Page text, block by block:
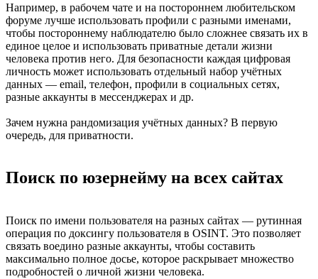
Например, в рабочем чате и на постороннем любительском
форуме лучше использовать профили с разными именами,
чтобы постороннему наблюдателю было сложнее связать их в
единое целое и использовать приватные детали жизни
человека против него. Для безопасности каждая цифровая
личность может использовать отдельный набор учётных
данных — email, телефон, профили в социальных сетях,
разные аккаунты в мессенджерах и др.
Зачем нужна рандомизация учётных данных? В первую
очередь, для приватности.
Поиск по юзернейму на всех сайтах
Поиск по имени пользователя на разных сайтах — рутинная
операция по доксингу пользователя в OSINT. Это позволяет
связать воедино разные аккаунты, чтобы составить
максимально полное досье, которое раскрывает множество
подробностей о личной жизни человека.